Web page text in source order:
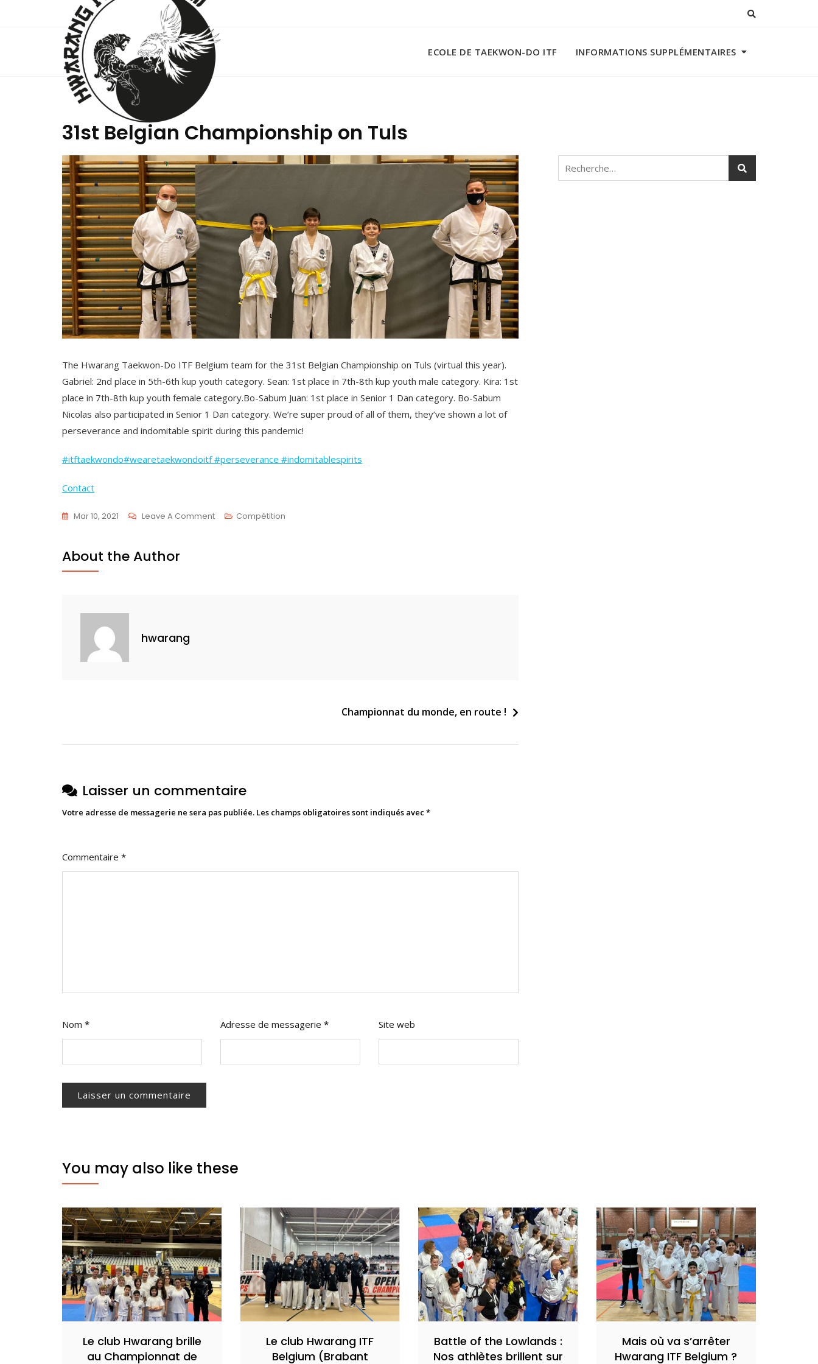
ECOLE DE TAEKWON-DO ITF INFORMATIONS SUPPLÉMENTAIRES
31st Belgian Championship on Tuls
The Hwarang Taekwon-Do ITF Belgium team for the 31st Belgian Championship on Tuls (virtual this year).
Gabriel: 2nd place in 5th-6th kup youth category. Sean: 1st place in 7th-8th kup youth male category. Kira: 1st
place in 7th-8th kup youth female category.Bo-Sabum Juan: 1st place in Senior 1 Dan category. Bo-Sabum
Nicolas also participated in Senior 1 Dan category. We’re super proud of all of them, they’ve shown a lot of
perseverance and indomitable spirit during this pandemic!
#itftaekwondo#wearetaekwondoitf#perseverance #indomitablespirits
Contact
Mar 10, 2021 Leave A Comment Compétition
About the Author
hwarang
Championnat du monde, en route !
Laisser un commentaire
Votre adresse de messagerie ne sera pas publiée. Les champs obligatoires sont indiqués avec *
Commentaire *
Nom * Adresse de messagerie * Site web
You may also like these
Le club Hwarang brille
au Championnat de
Le club Hwarang ITF
Belgium (Brabant
Battle of the Lowlands :
Nos athlètes brillent sur
Mais où va s’arrêter
Hwarang ITF Belgium ?